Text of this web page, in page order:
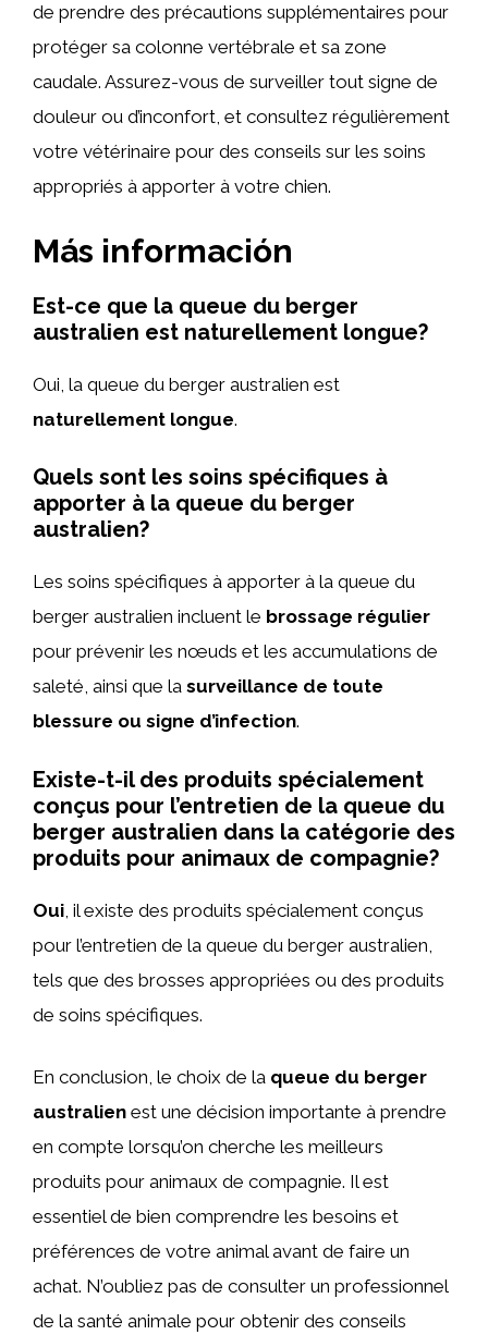
de prendre des précautions supplémentaires pour
protéger sa colonne vertébrale et sa zone
caudale. Assurez-vous de surveiller tout signe de
douleur ou d’inconfort, et consultez régulièrement
votre vétérinaire pour des conseils sur les soins
appropriés à apporter à votre chien.
Más información
Est-ce que la queue du berger
australien est naturellement longue?
Oui, la queue du berger australien est
naturellement longue.
Quels sont les soins spécifiques à
apporter à la queue du berger
australien?
Les soins spécifiques à apporter à la queue du
berger australien incluent le brossage régulier
pour prévenir les nœuds et les accumulations de
saleté, ainsi que la surveillance de toute
blessure ou signe d’infection.
Existe-t-il des produits spécialement
conçus pour l’entretien de la queue du
berger australien dans la catégorie des
produits pour animaux de compagnie?
Oui , il existe des produits spécialement conçus
pour l’entretien de la queue du berger australien,
tels que des brosses appropriées ou des produits
de soins spécifiques.
En conclusion, le choix de la queue du berger
australien est une décision importante à prendre
en compte lorsqu’on cherche les meilleurs
produits pour animaux de compagnie. Il est
essentiel de bien comprendre les besoins et
préférences de votre animal avant de faire un
achat. N’oubliez pas de consulter un professionnel
de la santé animale pour obtenir des conseils